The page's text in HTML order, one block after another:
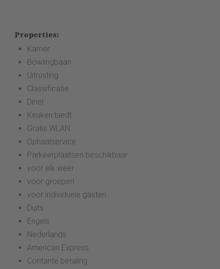
Properties:
Kamer
Bowlingbaan
Uitrusting
Classificatie
Diner
Keuken biedt
Gratis WLAN
Ophaalservice
Parkeerplaatsen beschikbaar
voor elk weer
voor groepen
voor individuele gasten
Duits
Engels
Nederlands
American Express
Contante betaling